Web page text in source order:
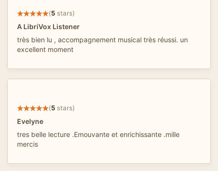
(5 stars)
A LibriVox Listener
très bien lu , accompagnement musical très réussi. un
excellent moment
(5 stars)
Evelyne
tres belle lecture .Emouvante et enrichissante .mille
mercis